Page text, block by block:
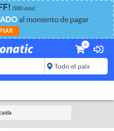
! (500 usos)
al momento de pagar
0